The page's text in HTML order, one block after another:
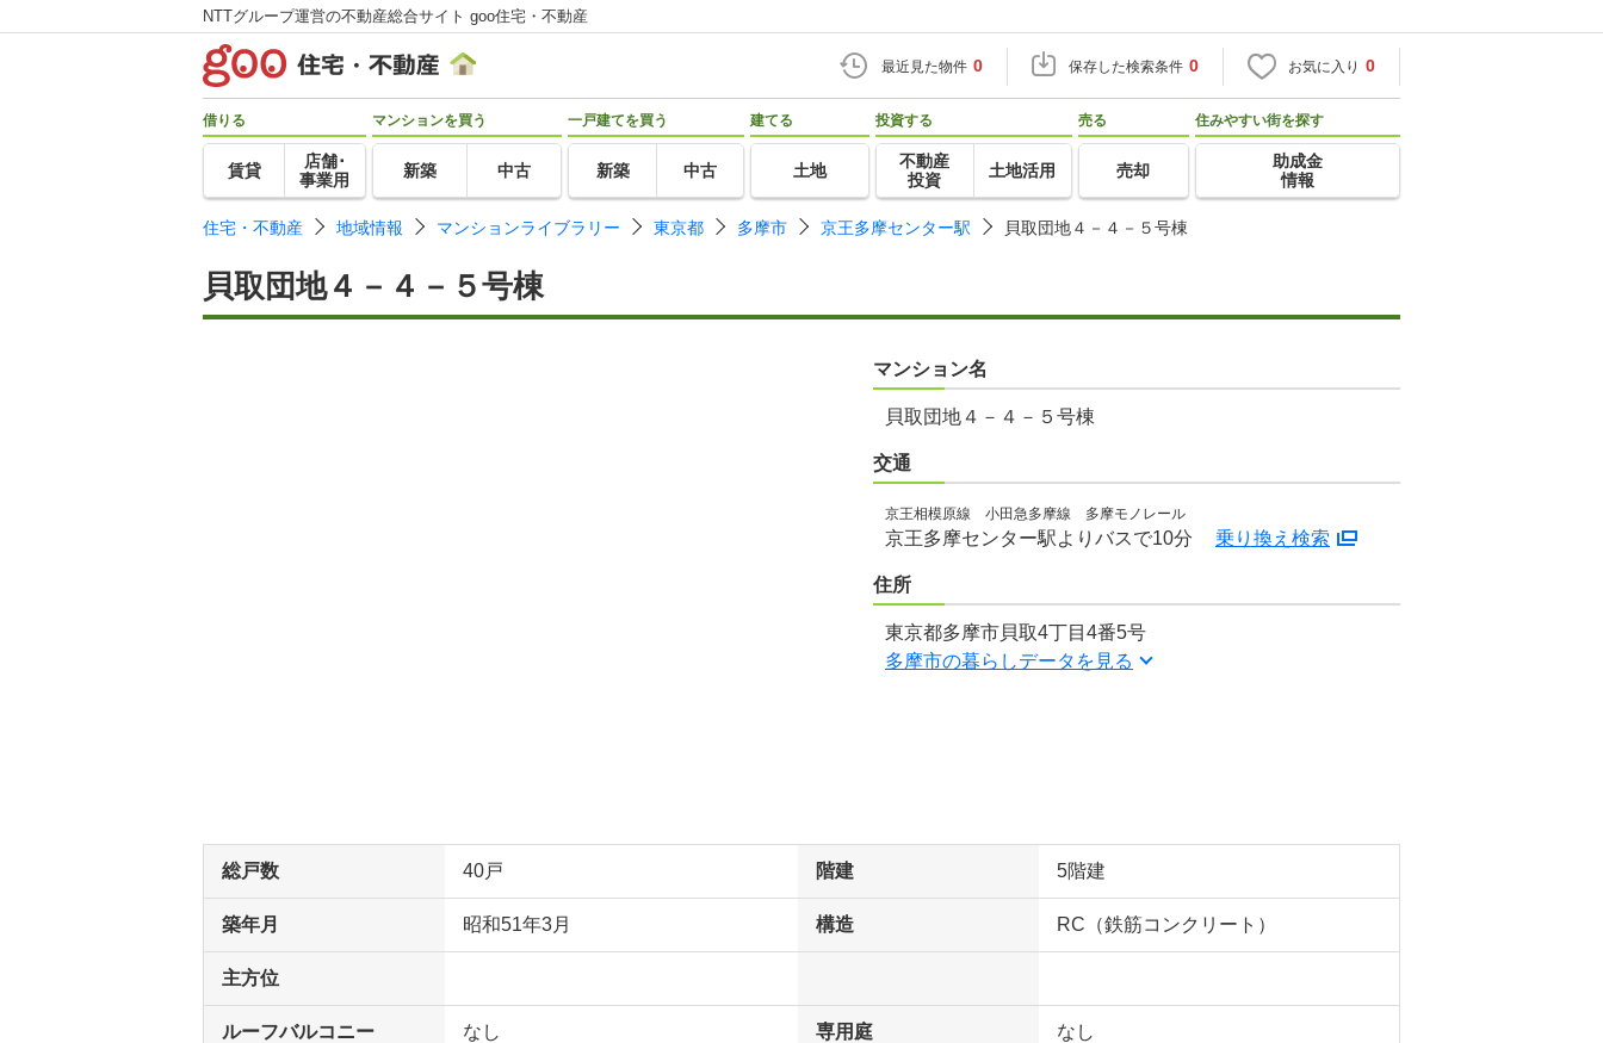
NTTグループ運営の不動産総合サイト goo住宅・不動産
最近見た物件 0 保存した検索条件 0 お気に入り 0
借りる
賃貸
店舗･
事業用
マンションを買う
新築 中古
一戸建てを買う
新築 中古
建てる
土地
投資する
不動産
投資
土地活用
売る
売却
住みやすい街を探す
助成金
情報
住宅・不動産 地域情報 マンションライブラリー 東京都 多摩市 京王多摩センター駅 貝取団地４－４－５号棟
貝取団地４－４－５号棟
マンション名
貝取団地４－４－５号棟
交通
京王相模原線 小田急多摩線 多摩モノレール
京王多摩センター駅よりバスで10分 乗り換え検索
住所
東京都多摩市貝取4丁目4番5号
多摩市の暮らしデータを見る
総戸数 40戸 階建 5階建
築年月 昭和51年3月 構造 RC（鉄筋コンクリート）
主方位
ルーフバルコニー なし 専用庭 なし